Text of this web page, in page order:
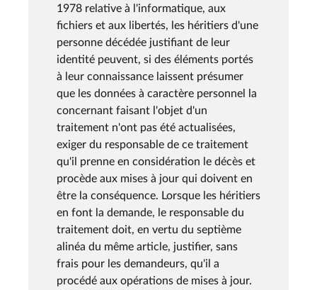
1978 relative à l'informatique, aux
fichiers et aux libertés, les héritiers d'une
personne décédée justifiant de leur
identité peuvent, si des éléments portés
à leur connaissance laissent présumer
que les données à caractère personnel la
concernant faisant l'objet d'un
traitement n'ont pas été actualisées,
exiger du responsable de ce traitement
qu'il prenne en considération le décès et
procède aux mises à jour qui doivent en
être la conséquence. Lorsque les héritiers
en font la demande, le responsable du
traitement doit, en vertu du septième
alinéa du même article, justifier, sans
frais pour les demandeurs, qu'il a
procédé aux opérations de mises à jour.